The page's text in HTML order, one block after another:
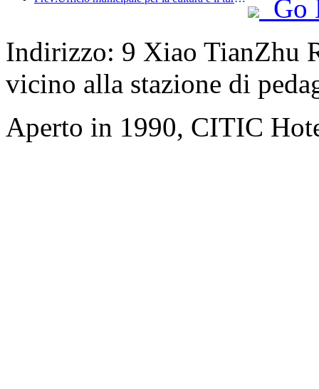
Go
Indirizzo: 9 Xiao TianZhu
vicino alla stazione di
Aperto in 1990, CITIC